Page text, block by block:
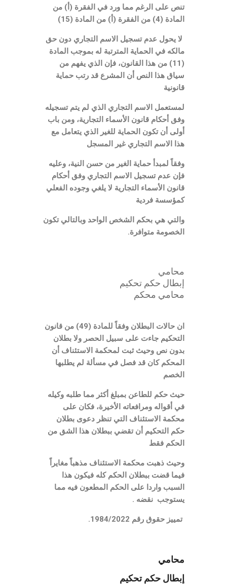
تنص على الرغم مما ورد في الفقرة (أ) من
المادة (4) من الفقرة (أ) من المادة (15)
لا يحول عدم تسجيل الاسم التجاري دون حق
مالكه في الحماية المترتبة له بموجب المادة
(11) من هذا القانون، فإن الذي يفهم من
سياق هذا النص أن المشرع قد رتب حماية
قانونية
لمستعمل الاسم التجاري الذي لم يتم تسجيله
وفق أحكام قانون الأسماء التجارية، ومن باب
أولى أن تكون الحماية للغير الذي يتعامل مع
هذا الاسم التجاري غير المسجل
وفقاً لمبدأ حماية الغير من حسن النية، وعليه
فإن عدم تسجيل الاسم التجاري وفق أحكام
قانون الأسماء التجارية لا يلغي وجوده الفعلي
كمؤسسة فردية
والتي هي بحكم الشخص الواحد وبالتالي تكون
الخصومة متوافرة.
محامي
إبطال حكم تحكيم
محامي محكم
ان حالات البطلان وفقاً للمادة (49) من قانون
التحكيم جاءت على سبيل الحصر ولا بطلان
بدون نص وحيث ثبت لمحكمة الاستئناف أن
المحكم كان قد فصل في مسألة لم يطلبها
الخصم
حيث حكم للطاعن بمبلغ أكثر مما طلبه وكيله
في أقواله ومرافعاته الأخيرة، فكان على
محكمة الاستئناف التي تنظر دعوى بطلان
حكم التحكيم أن تقضي ببطلان هذا الشق من
الحكم فقط
وحيث ذهبت محكمة الاستئناف مذهباً مغايراً
فيما قضت ببطلان الحكم كله فيكون هذا
السبب واردا على الحكم المطعون فيه مما
يستوجب نقضه .
تمييز حقوق رقم 1984/2022.
محامي
إبطال حكم تحكيم